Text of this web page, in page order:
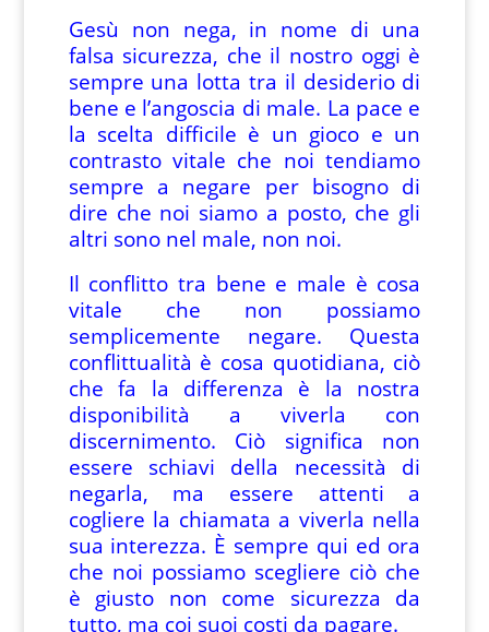
Gesù non nega, in nome di una
falsa sicurezza, che il nostro oggi è
sempre una lotta tra il desiderio di
bene e l’angoscia di male. La pace e
la scelta difficile è un gioco e un
contrasto vitale che noi tendiamo
sempre a negare per bisogno di
dire che noi siamo a posto, che gli
altri sono nel male, non noi.
Il conflitto tra bene e male è cosa
vitale che non possiamo
semplicemente negare. Questa
conflittualità è cosa quotidiana, ciò
che fa la differenza è la nostra
disponibilità a viverla con
discernimento. Ciò significa non
essere schiavi della necessità di
negarla, ma essere attenti a
cogliere la chiamata a viverla nella
sua interezza. È sempre qui ed ora
che noi possiamo scegliere ciò che
è giusto non come sicurezza da
tutto, ma coi suoi costi da pagare.